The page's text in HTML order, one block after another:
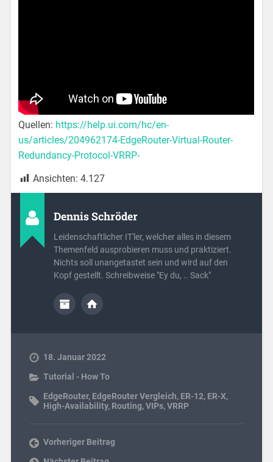
Quellen: https://help.ui.com/hc/en-
us/articles/204962174-EdgeRouter-Virtual-Router-
Redundancy-Protocol-VRRP-
Ansichten:4.127
Dennis Schröder
Leidenschaftlicher IT'ler, welcher alles in diesem
Themenfeld ausprobieren muss und praktiziert.
Nichts soll unangetastet sein und wird auf den
Kopf gestellt. Schreibweise "Ey du, .. Sack"
18. Januar 2022
Tutorial - How To
EdgeRouter, EdgeRouter Vergleich, ER-12, ER-X,
High-Availability, Routing,VIPs,VRRP
Vorheriger Beitrag